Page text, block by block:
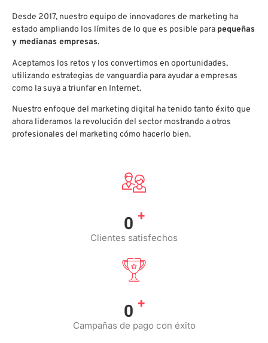
Desde 2017, nuestro equipo de innovadores de marketing ha
estado ampliando los límites de lo que es posible para pequeñas
y medianas empresas.
Aceptamos los retos y los convertimos en oportunidades,
utilizando estrategias de vanguardia para ayudar a empresas
como la suya a triunfar en Internet.
Nuestro enfoque del marketing digital ha tenido tanto éxito que
ahora lideramos la revolución del sector mostrando a otros
profesionales del marketing cómo hacerlo bien.
0 +
Clientes satisfechos
0 +
Campañas de pago con éxito